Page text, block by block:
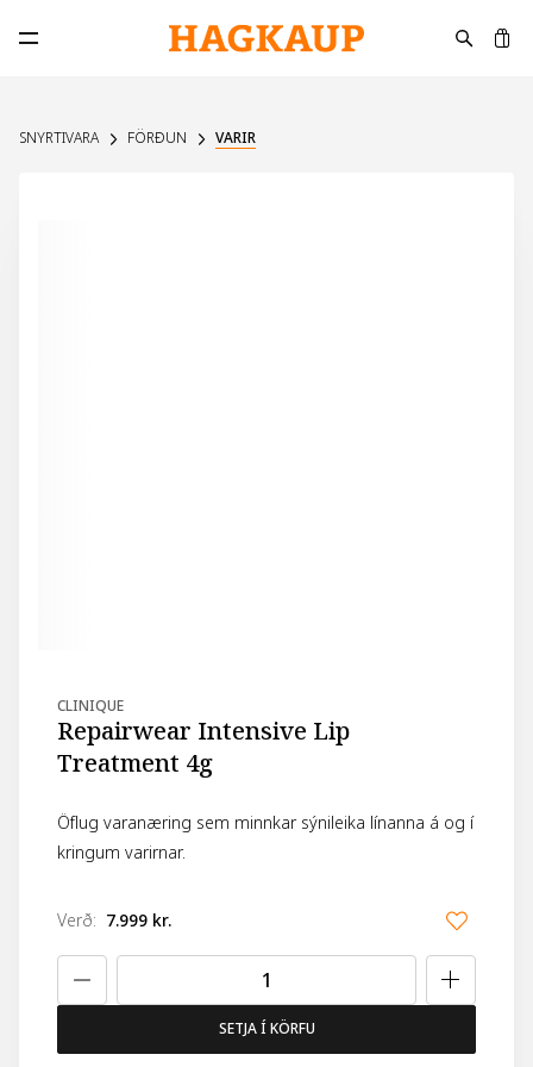
Opna aðalvalmynd
SNYRTIVARA FÖRÐUN VARIR
CLINIQUE
Repairwear Intensive Lip
Treatment 4g
Öflug varanæring sem minnkar sýnileika línanna á og í
kringum varirnar.
Verð: 7.999 kr.
SETJA Í KÖRFU